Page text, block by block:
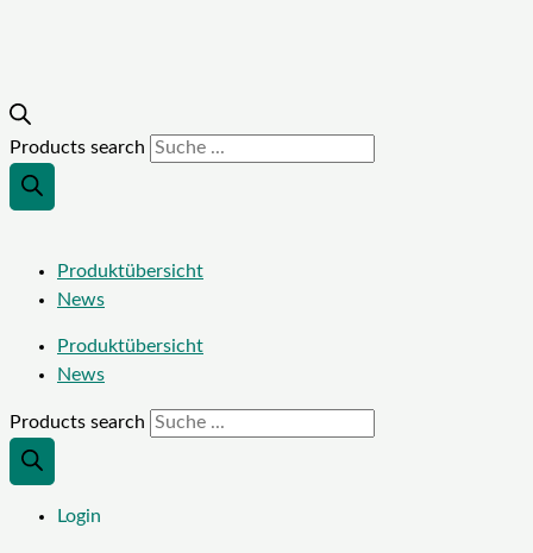
Products search
Produktübersicht
News
Produktübersicht
News
Products search
Login